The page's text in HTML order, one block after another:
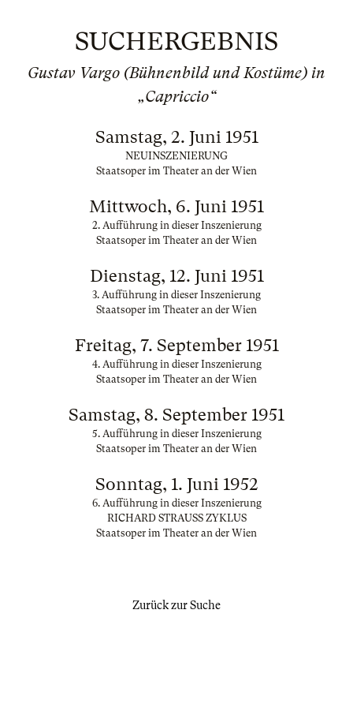
SUCHERGEBNIS
Gustav Vargo (Bühnenbild und Kostüme) in
„Capriccio“
Samstag, 2. Juni 1951
NEUINSZENIERUNG
Staatsoper im Theater an der Wien
Mittwoch, 6. Juni 1951
2. Aufführung in dieser Inszenierung
Staatsoper im Theater an der Wien
Dienstag, 12. Juni 1951
3. Aufführung in dieser Inszenierung
Staatsoper im Theater an der Wien
Freitag, 7. September 1951
4. Aufführung in dieser Inszenierung
Staatsoper im Theater an der Wien
Samstag, 8. September 1951
5. Aufführung in dieser Inszenierung
Staatsoper im Theater an der Wien
Sonntag, 1. Juni 1952
6. Aufführung in dieser Inszenierung
RICHARD STRAUSS ZYKLUS
Staatsoper im Theater an der Wien
Zurück zur Suche